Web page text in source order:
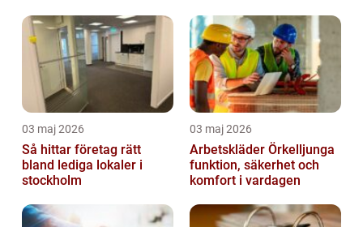
03 maj 2026
Så hittar företag rätt
bland lediga lokaler i
stockholm
03 maj 2026
Arbetskläder Örkelljunga
funktion, säkerhet och
komfort i vardagen